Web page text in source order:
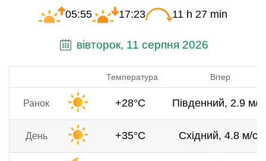
05:55 17:23 11 h 27 min
вівторок, 11 серпня 2026
Температура Вітер
Ранок +28°C Південний, 2.9 м/с
День +35°C Східний, 4.8 м/с